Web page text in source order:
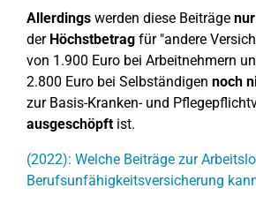
Allerdings werden diese Beiträge nur
der Höchstbetrag für "andere
von 1.900 Euro bei Arbeitnehmern
2.800 Euro bei Selbständigen noch
zur Basis-Kranken- und
ausgeschöpftist.
(2022): Welche Beiträge zur
Berufsunfähigkeitsversicherung